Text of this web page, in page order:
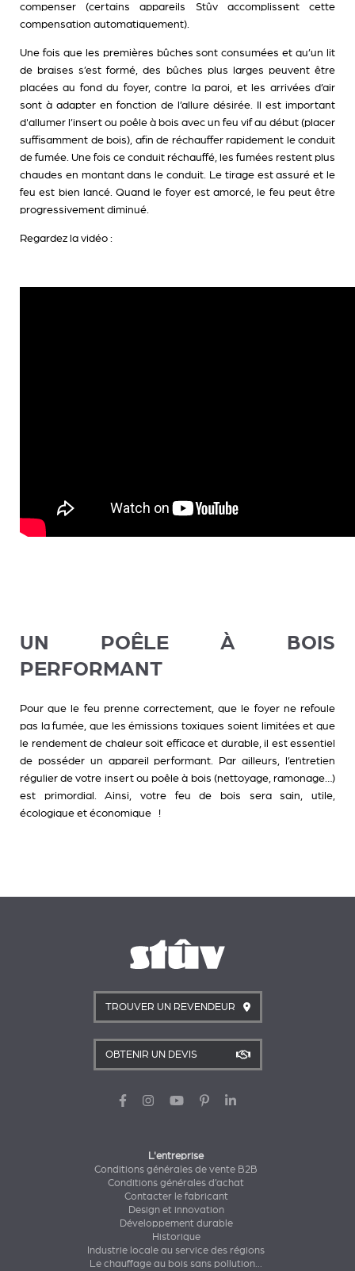
compenser (certains appareils Stûv accomplissent cette
compensation automatiquement).
Une fois que les premières bûches sont consumées et qu’un lit
de braises s’est formé, des bûches plus larges peuvent être
placées au fond du foyer, contre la paroi, et les arrivées d’air
sont à adapter en fonction de l’allure désirée. Il est important
d'allumer l’insert ou poêle à bois avec un feu vif au début (placer
suffisamment de bois), afin de réchauffer rapidement le conduit
de fumée. Une fois ce conduit réchauffé, les fumées restent plus
chaudes en montant dans le conduit. Le tirage est assuré et le
feu est bien lancé. Quand le foyer est amorcé, le feu peut être
progressivement diminué.
Regardez la vidéo :
UN POÊLE À BOIS
PERFORMANT
Pour que le feu prenne correctement, que le foyer ne refoule
pas la fumée, que les émissions toxiques soient limitées et que
le rendement de chaleur soit efficace et durable, il est essentiel
de posséder un appareil performant. Par ailleurs, l’entretien
régulier de votre insert ou poêle à bois (nettoyage, ramonage…)
est primordial. Ainsi, votre feu de bois sera sain, utile,
écologique et économique !
TROUVER UN REVENDEUR
OBTENIR UN DEVIS
L'entreprise
Conditions générales de vente B2B
Conditions générales d’achat
Contacter le fabricant
Design et innovation
Développement durable
Historique
Industrie locale au service des régions
Le chauffage au bois sans pollution...